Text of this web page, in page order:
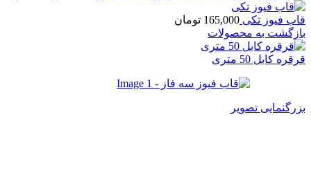
قاب فیوز تکی 165,000 تومان
بازگشت به محصولات
قرقره کابل 50 متری
بزرگنمایی تصویر